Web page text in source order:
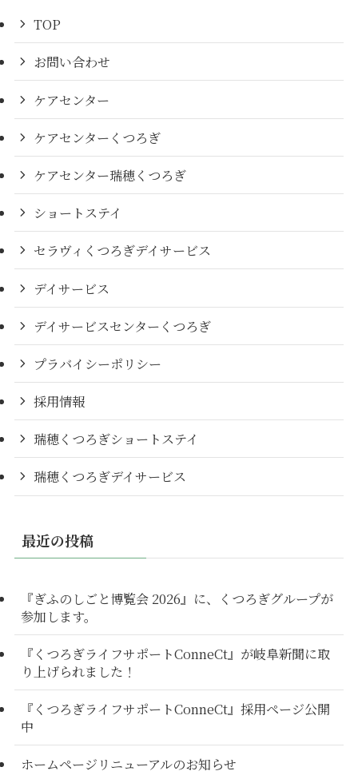
TOP
お問い合わせ
ケアセンター
ケアセンターくつろぎ
ケアセンター瑞穂くつろぎ
ショートステイ
セラヴィくつろぎデイサービス
デイサービス
デイサービスセンターくつろぎ
プラバイシーポリシー
採用情報
瑞穂くつろぎショートステイ
瑞穂くつろぎデイサービス
最近の投稿
『ぎふのしごと博覧会 2026』に、くつろぎグループが
参加します。
『くつろぎライフサポートConneCt』が岐阜新聞に取
り上げられました！
『くつろぎライフサポートConneCt』採用ページ公開
中
ホームページリニューアルのお知らせ